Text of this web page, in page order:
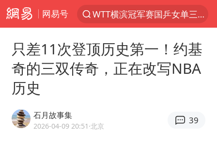
网易号
WTT横滨冠军赛国乒女单三将晋级四强
日本发布排名：“中国第一，美日德韩英法居后”
微信又有新功能，你可以“撤回”你的撤回了！
情侣在平潭拍日出时坠崖致一死一伤
只差11次登顶历史第一！约基
奇的三双传奇，正在改写NBA
历史
石月故事集
2026-04-09 20:51 ·北京
39